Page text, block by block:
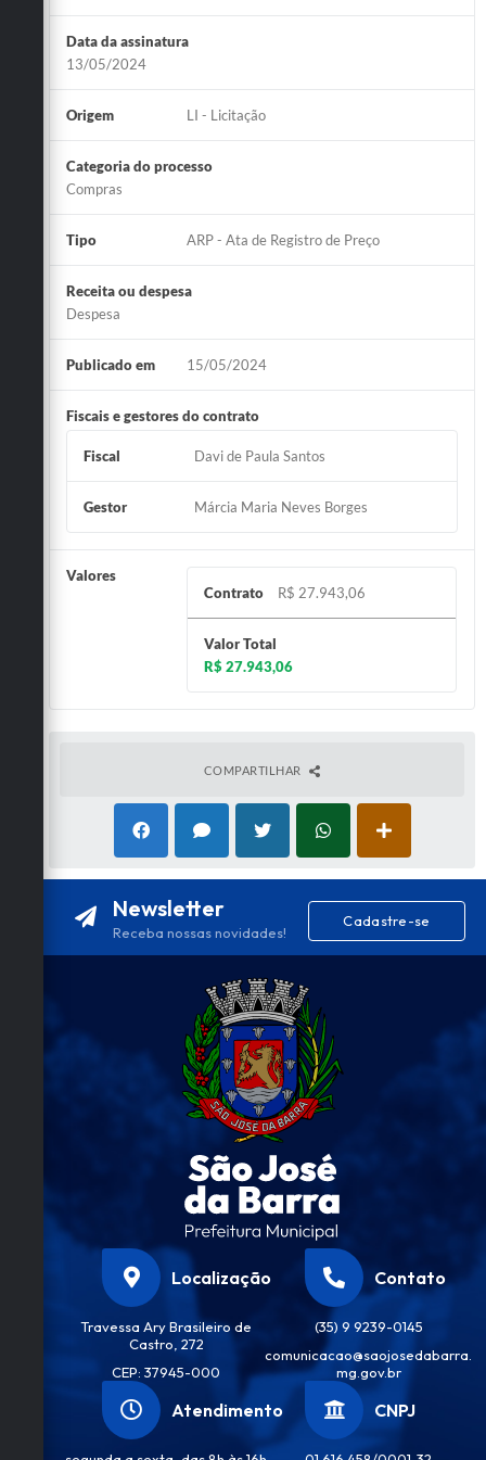
Data da assinatura
13/05/2024
Origem LI - Licitação
Categoria do processo
Compras
Tipo ARP - Ata de Registro de Preço
Receita ou despesa
Despesa
Publicado em 15/05/2024
Fiscais e gestores do contrato
Fiscal Davi de Paula Santos
Gestor Márcia Maria Neves Borges
Valores
Contrato
R$ 27.943,06
Valor Total
R$ 27.943,06
COMPARTILHAR
Newsletter
Receba nossas novidades!
Cadastre-se
Localização
Travessa Ary Brasileiro de
Castro, 272
CEP: 37945-000
Contato
(35) 9 9239-0145
comunicacao@saojosedabarra.
mg.gov.br
Atendimento CNPJ